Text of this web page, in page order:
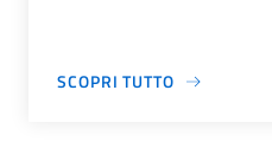
SCOPRI TUTTO